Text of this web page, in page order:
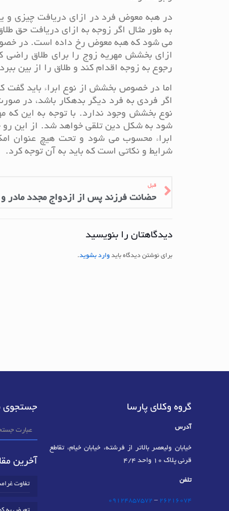
در هبه معوض فرد در ازای دریافت چیزی و
به طور مثال اگر زوجه به ازای دریافت حق
می شود که هبه معوض رخ داده است. در
ازای بخشش مهریه زوج را برای طلاق راضی
رجوع به زوجه اقدام کند و طلاق را از بین
اما در خصوص بخشش از نوع ابراء باید گفت
اگر فردی به فرد دیگر بدهکار باشد، در
نوع بخشش وجود ندارد. با توجه به این
شود به شکل دین تلقی خواهد شد. از این رو
ابراء محسوب می شود و تحت هیچ عنوان
شرایط و نکاتی است که باید به آن توجه کرد.
قبل
حضانت فرزند پس از ازدواج مجدد مادر
دیدگاهتان را بنویسید
برای نوشتن دیدگاه باید وارد بشوید.
گروه وکلای پارسا
آدرس
خیابان ولیعصر بالاتر از فرشته، خیابان خیام، تقاطع
قرنی پلاک 10 واحد 4/4
تلفن
٢٦٢١٦٠٧٤ –
09124857572
جستجوی
آخرین
تفاوت